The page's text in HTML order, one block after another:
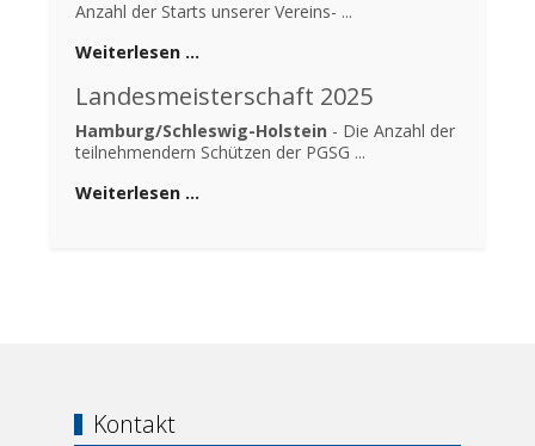
Anzahl der Starts unserer Vereins- ...
Weiterlesen …
Landesmeisterschaft 2025
Hamburg/Schleswig-Holstein - Die Anzahl der
teilnehmendern Schützen der PGSG ...
Weiterlesen …
Kontakt